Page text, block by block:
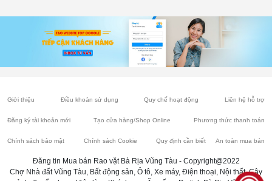
Giới thiệu Điều khoản sử dụng Quy chế hoạt động Liên hệ hỗ trợ
Đăng ký tài khoản mới Tạo cửa hàng/Shop Online Phương thức thanh toán
Chính sách bảo mật Chính sách Cookie Quy định cần biết An toàn mua bán
Đăng tin Mua bán Rao vặt Bà Rịa Vũng Tàu - Copyright@2022
Chợ Nhà đất Vũng Tàu, Bất động sản, Ô tô, Xe máy, Điện thoại, Nội thất, Cây